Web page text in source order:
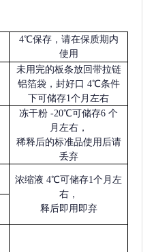
4℃保存，请在保质期内
使用
未用完的板条放回带拉链
铝箔袋，封好口 4℃条件
下可储存1个月左右
冻干粉 -20℃可储存6 个
月左右，
稀释后的标准品使用后请
丢弃
浓缩液 4℃可储存1个月左
右，
释后即用即弃